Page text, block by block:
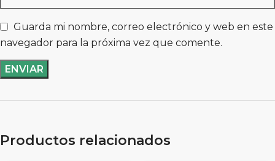
Guarda mi nombre, correo electrónico y web en este
navegador para la próxima vez que comente.
Productos relacionados